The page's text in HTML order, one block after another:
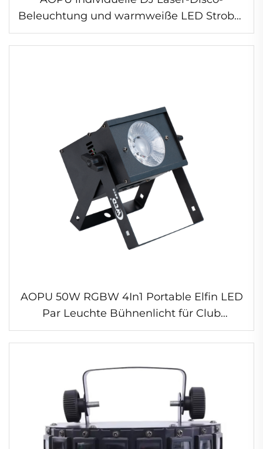
Beleuchtung und warmweiße LED Strobe-
Effekt-Laserstrahl-Bühnenbeleuchtung für
Hochzeit Diskothek
AOPU 50W RGBW 4In1 Portable Elfin LED
Par Leuchte Bühnenlicht für Club
Hochzeit Party